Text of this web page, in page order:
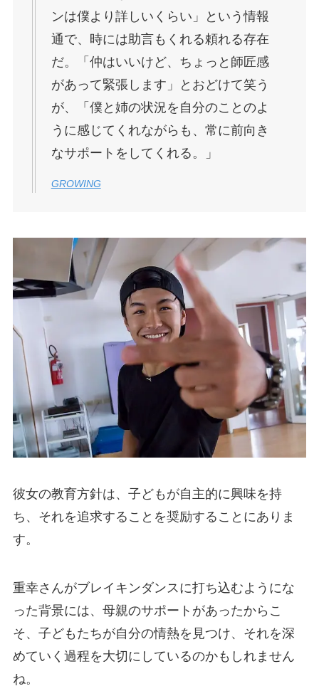
ンは僕より詳しいくらい」という情報
通で、時には助言もくれる頼れる存在
だ。「仲はいいけど、ちょっと師匠感
があって緊張します」とおどけて笑う
が、「僕と姉の状況を自分のことのよ
うに感じてくれながらも、常に前向き
なサポートをしてくれる。」
GROWING
彼女の教育方針は、子どもが自主的に興味を持
ち、それを追求することを奨励することにありま
す。
重幸さんがブレイキンダンスに打ち込むようにな
った背景には、母親のサポートがあったからこ
そ、子どもたちが自分の情熱を見つけ、それを深
めていく過程を大切にしているのかもしれません
ね。